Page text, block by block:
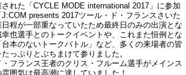
れた「CYCLE MODE international 2017」に参加
presents 2017ツール・ド・フランスさいた
程が一部重なっていたため最終日のみの出演とな
也選手とのトークイベントや、これまた恒例とな
本のないトークバトル」など、多くの来場者の皆
っぷりとぶちまけて参りました。
フランス王者のクリス・フルーム選手がメインス
囲気は最高潮に達していました！